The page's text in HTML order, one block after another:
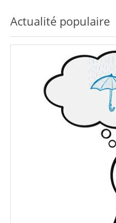
Actualité populaire